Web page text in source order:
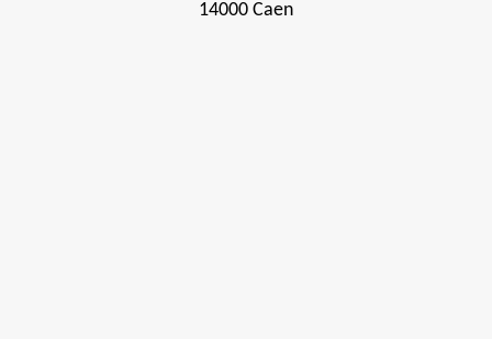
14000 Caen